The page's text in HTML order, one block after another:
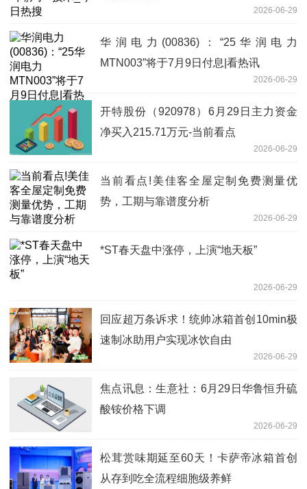
2026-06-29
华润电力(00836)：“25华润电力
MTN003”将于7月9日付息|看热讯
2026-06-29
开特股份（920978）6月29日主力资金
净买入215.71万元-当前看点
2026-06-29
当前看点!美佳客全屋定制免费测量优
势，工期与靠谱度分析
2026-06-29
*ST春天盘中涨停，上演“地天板”
2026-06-29
回应超万条诉求！统帅冰箱首创10min极
速制冰助用户实现冰饮自由
2026-06-29
焦点讯息：生意社：6月29日华鲁恒升硫
酸铵价格下调
2026-06-29
松茸赏味期延至60天！卡萨帝冰箱首创
从存到吃全流程细胞级养鲜